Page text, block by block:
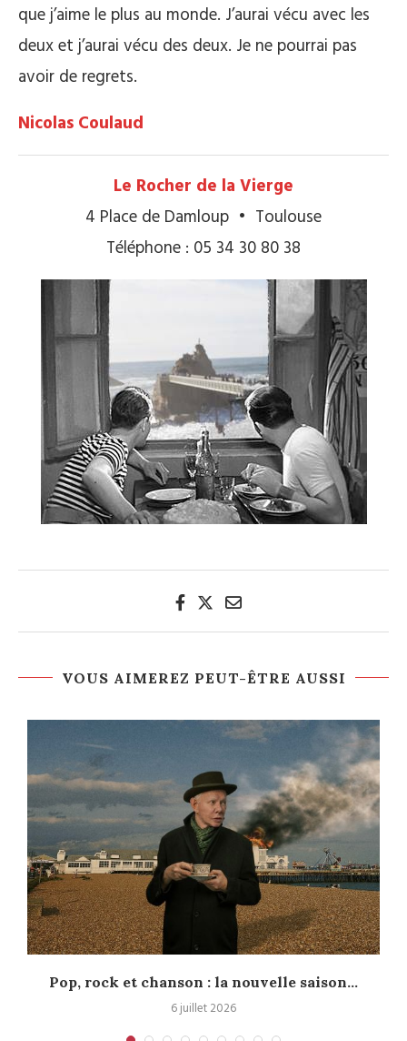
que j’aime le plus au monde. J’aurai vécu avec les
deux et j’aurai vécu des deux. Je ne pourrai pas
avoir de regrets.
Nicolas Coulaud
Le Rocher de la Vierge
4 Place de Damloup • Toulouse
Téléphone : 05 34 30 80 38
VOUS AIMEREZ PEUT-ÊTRE AUSSI
Pop, rock et chanson : la nouvelle saison...
6 juillet 2026